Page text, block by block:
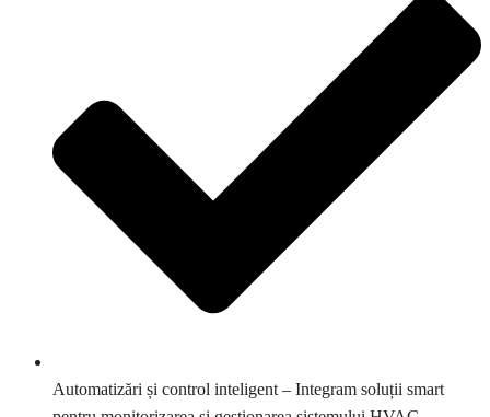
Automatizări și control inteligent – Integram soluții smart